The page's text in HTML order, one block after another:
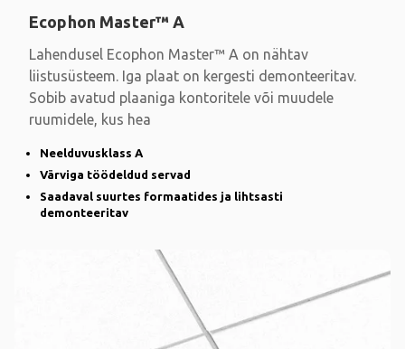
Ecophon Master™ A
Lahendusel Ecophon Master™ A on nähtav
liistusüsteem. Iga plaat on kergesti demonteeritav.
Sobib avatud plaaniga kontoritele või muudele
ruumidele, kus hea
Neelduvusklass A
Värviga töödeldud servad
Saadaval suurtes formaatides ja lihtsasti
demonteeritav